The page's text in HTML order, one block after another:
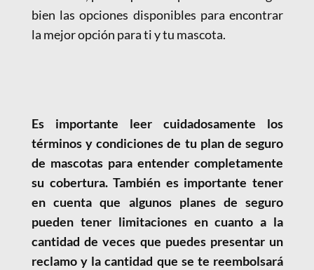
bien las opciones disponibles para encontrar
la mejor opción para ti y tu mascota.
Es importante leer cuidadosamente los
términos y condiciones de tu plan de seguro
de mascotas para entender completamente
su cobertura. También es importante tener
en cuenta que algunos planes de seguro
pueden tener limitaciones en cuanto a la
cantidad de veces que puedes presentar un
reclamo y la cantidad que se te reembolsará